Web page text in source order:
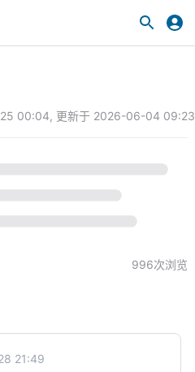
00:04, 更新于 2026-06-04 09:23
996次浏览
21:49